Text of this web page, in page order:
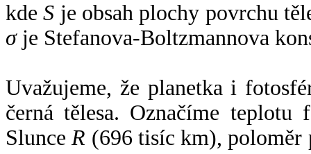
kdeS je obsah plochy povrchu
σje Stefanova-Boltzmannova
Uvažujeme, že planetka i
černá tělesa. Označíme
SlunceR (696 tisíc km),